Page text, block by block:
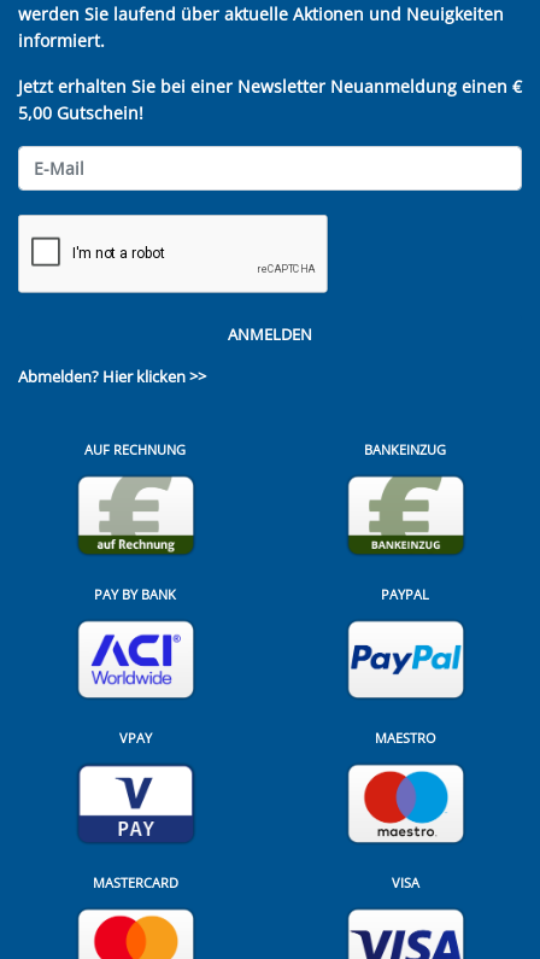
werden Sie laufend über aktuelle Aktionen und Neuigkeiten
informiert.
Jetzt erhalten Sie bei einer Newsletter Neuanmeldung einen €
5,00 Gutschein!
ANMELDEN
Abmelden? Hier klicken >>
AUF RECHNUNG BANKEINZUG
PAY BY BANK PAYPAL
VPAY MAESTRO
MASTERCARD VISA